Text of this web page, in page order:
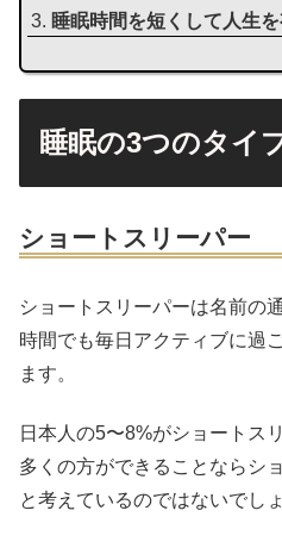
睡眠時間を短くして人生
睡眠の3つのタイ
ショートスリーパー
ショートスリーパーは名前の
時間でも毎日アクティブに過
ます。
日本人の5〜8%がショートス
多くの方ができることならシ
と考えているのではないでしょ